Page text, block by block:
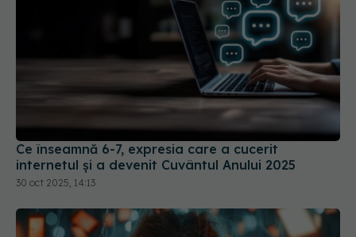
Ce înseamnă 6-7, expresia care a cucerit
internetul și a devenit Cuvântul Anului 2025
30 oct 2025, 14:13